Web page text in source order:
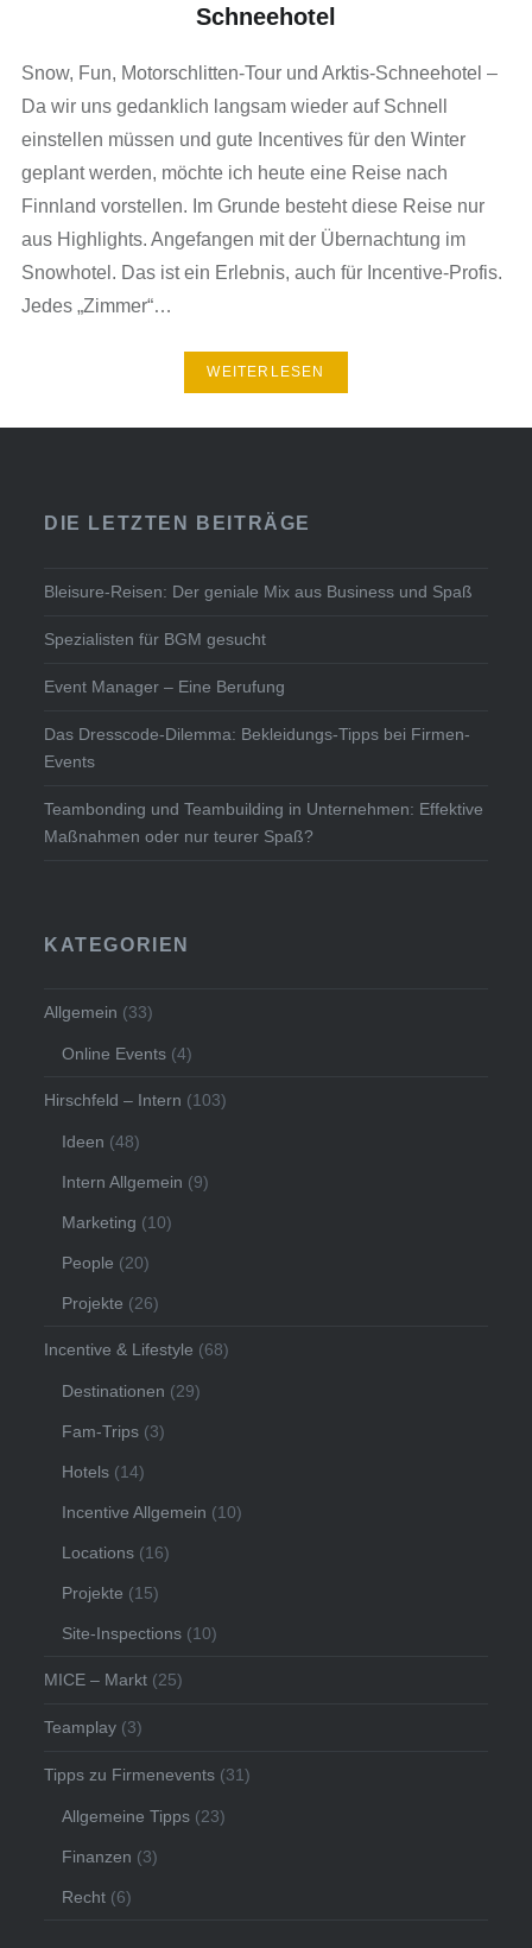
Schneehotel
Snow, Fun, Motorschlitten-Tour und Arktis-Schneehotel –
Da wir uns gedanklich langsam wieder auf Schnell
einstellen müssen und gute Incentives für den Winter
geplant werden, möchte ich heute eine Reise nach
Finnland vorstellen. Im Grunde besteht diese Reise nur
aus Highlights. Angefangen mit der Übernachtung im
Snowhotel. Das ist ein Erlebnis, auch für Incentive-Profis.
Jedes „Zimmer“…
WEITERLESEN
DIE LETZTEN BEITRÄGE
Bleisure-Reisen: Der geniale Mix aus Business und Spaß
Spezialisten für BGM gesucht
Event Manager – Eine Berufung
Das Dresscode-Dilemma: Bekleidungs-Tipps bei Firmen-
Events
Teambonding und Teambuilding in Unternehmen: Effektive
Maßnahmen oder nur teurer Spaß?
KATEGORIEN
Allgemein (33)
Online Events (4)
Hirschfeld – Intern (103)
Ideen (48)
Intern Allgemein (9)
Marketing (10)
People (20)
Projekte (26)
Incentive & Lifestyle (68)
Destinationen (29)
Fam-Trips (3)
Hotels (14)
Incentive Allgemein (10)
Locations (16)
Projekte (15)
Site-Inspections (10)
MICE – Markt (25)
Teamplay (3)
Tipps zu Firmenevents (31)
Allgemeine Tipps (23)
Finanzen (3)
Recht (6)